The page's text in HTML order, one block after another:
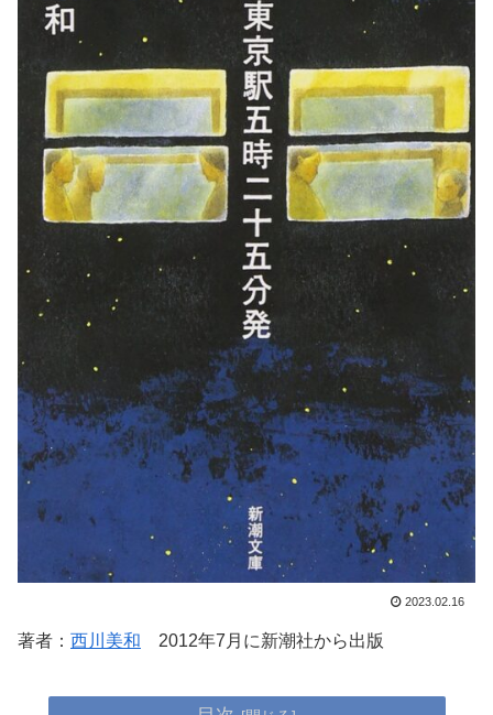
2023.02.16
著者： 西川美和 2012年7月に新潮社から出版